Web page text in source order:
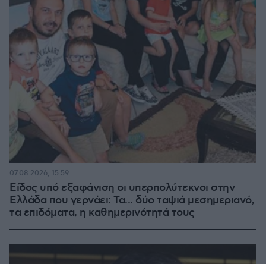
Είδος υπό εξαφάνιση οι υπερπολύτεκνοι στην
Ελλάδα που γερνάει: Τα... δύο ταψιά μεσημεριανό,
τα επιδόματα, η καθημερινότητά τους
07.08.2026, 15:59